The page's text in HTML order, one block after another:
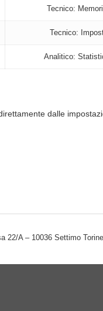
Tecnico:
Tecnico:
Analitico:
dalle
22/A – 10036 Settimo